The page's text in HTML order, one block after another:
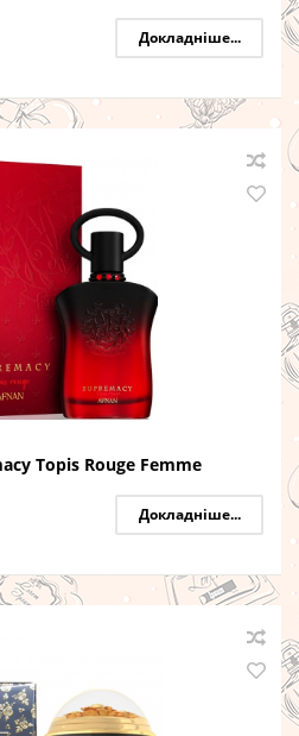
Докладніше...
Topis Rouge Femme
Докладніше...